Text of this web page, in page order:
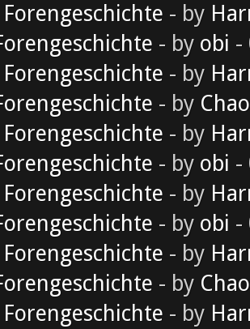
Forengeschichte - by
- by obi -
Forengeschichte - by
- by
Forengeschichte - by
- by obi -
Forengeschichte - by
- by obi -
Forengeschichte - by
- by
Forengeschichte - by